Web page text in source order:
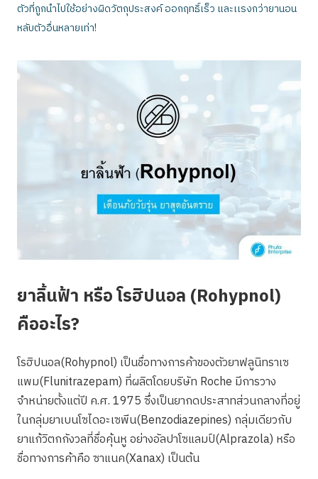
ตัวที่ถูกนำไปใช้อย่างผิดวัตถุประสงค์ ออกฤทธิ์เร็ว และเเรงกว่ายานอน
หลับตัวอื่นหลายเท่า!
ยาลิ้นฟ้า หรือ โรฮิปนอล (Rohypnol)
คืออะไร?
โรฮิปนอล(Rohypnol) เป็นชื่อทางการค้าของตัวยาฟลูนิทราเซ
แพม(Flunitrazepam) ที่ผลิตโดยบริษัท Roche มีการวาง
จำหน่ายตั้งแต่ปี ค.ศ. 1975 ซึ่งเป็นยากดประสาทส่วนกลางที่อยู่
ในกลุ่มยาเบนโซไดอะเซพีน(Benzodiazepines) กลุ่มเดียวกับ
ยาแก้วิตกกังวลที่ชื่อคุ้นหู อย่างอัลปาโซแลมป์(Alprazola) หรือ
ชื่อทางการค้าคือ ซาแนค(Xanax) เป็นต้น